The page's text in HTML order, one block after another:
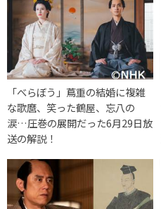
「べらぼう」蔦重の結婚に複雑
な歌麿、笑った鶴屋、忘八の
涙…圧巻の展開だった6月29日放
送の解説！